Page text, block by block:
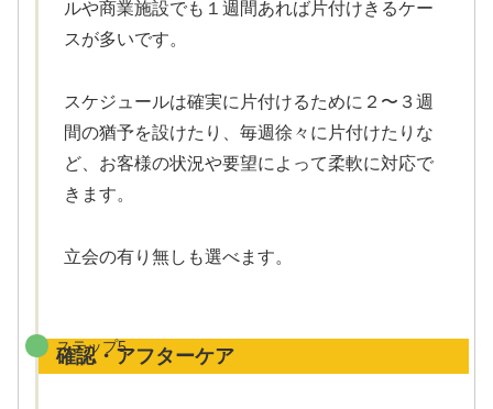
ルや商業施設でも１週間あれば片付けきるケー
スが多いです。
スケジュールは確実に片付けるために２〜３週
間の猶予を設けたり、毎週徐々に片付けたりな
ど、お客様の状況や要望によって柔軟に対応で
きます。
立会の有り無しも選べます。
ステップ5
確認・アフターケア